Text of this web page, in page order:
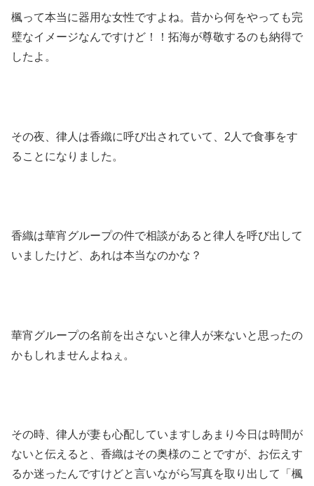
楓って本当に器用な女性ですよね。昔から何をやっても完
璧なイメージなんですけど！！拓海が尊敬するのも納得で
したよ。
その夜、律人は香織に呼び出されていて、2人で食事をす
ることになりました。
香織は華宵グループの件で相談があると律人を呼び出して
いましたけど、あれは本当なのかな？
華宵グループの名前を出さないと律人が来ないと思ったの
かもしれませんよねぇ。
その時、律人が妻も心配していますしあまり今日は時間が
ないと伝えると、香織はその奥様のことですが、お伝えす
るか迷ったんですけどと言いながら写真を取り出して「楓